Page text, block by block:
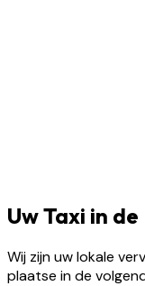
Uw Taxi in de
Wij zijn uw lokale
plaatse in de